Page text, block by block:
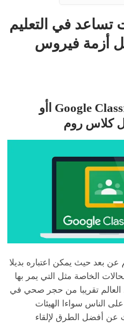
تساعد في التعليم
أزمة فيروس
برنامج Google Classroom اأو
كلاس روم
عن بعد حيث يمكن اعتباره بديلا
الخاصة مثل التي يمر بها
العالم تقريبا من حجر صحي في
الناس سواءا الهيئات
عن أفضل الطرق لإلقاء